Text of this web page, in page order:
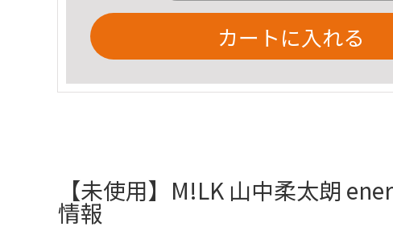
カートに入れる
【未使用】M!LK 山中柔太朗
情報